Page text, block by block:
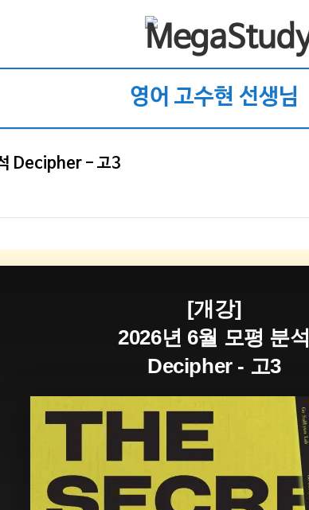
영어 고수현 선생님
Decipher - 고3
[개강]
2026년 6월 모평 분석
Decipher - 고3